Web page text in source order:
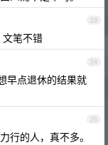
23
笔不错
24
早点退休的结果就
25
行的人，真不多。